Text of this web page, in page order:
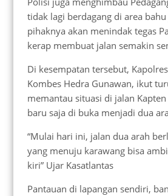
tidak lagi berdagang di area bahu
pihaknya akan menindak tegas
kerap membuat jalan semakin
Di kesempatan tersebut,
Kombes Hedra Gunawan, ikut
memantau situasi di jalan
baru saja di buka menjadi dua
“Mulai hari ini, jalan dua arah
yang menuju karawang bisa
kiri” Ujar Kasatlantas
Pantauan di lapangan sendiri,